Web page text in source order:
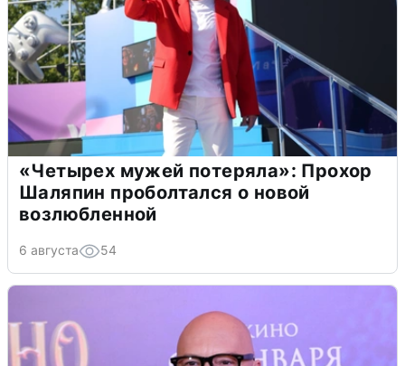
«Четырех мужей потеряла»: Прохор
Шаляпин проболтался о новой
возлюбленной
6 августа 54